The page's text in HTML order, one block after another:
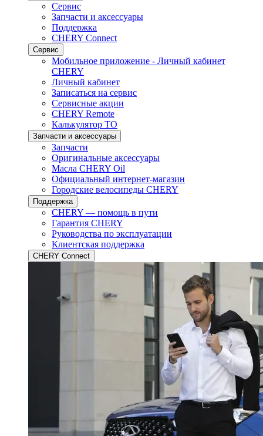
Сервис
Запчасти и аксессуары
Поддержка
CHERY Connect
Сервис
Мобильное приложение - Личный кабинет
CHERY
Личный кабинет
Записаться на сервис
Сервисные акции
CHERY Remote
Калькулятор ТО
Запчасти и аксессуары
Запчасти
Оригинальные аксессуары
Масла CHERY Oil
Официальный интернет-магазин
Городские велосипеды CHERY
Поддержка
CHERY — помощь в пути
Гарантия CHERY
Руководства по эксплуатации
Клиентская поддержка
CHERY Connect